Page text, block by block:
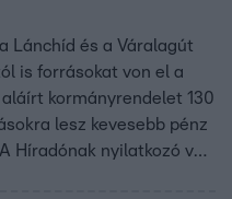
Lánchíd és a Váralagút
is forrásokat von el a
kormányrendelet 130
lesz kevesebb pénz
Híradónak nyilatkozó volt